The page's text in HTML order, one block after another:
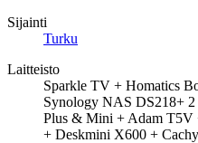
Sijainti
Turku
Laitteisto
Sparkle TV + Homatics
Synology NAS DS218+
Plus & Mini + Adam T5V
+ Deskmini X600 +